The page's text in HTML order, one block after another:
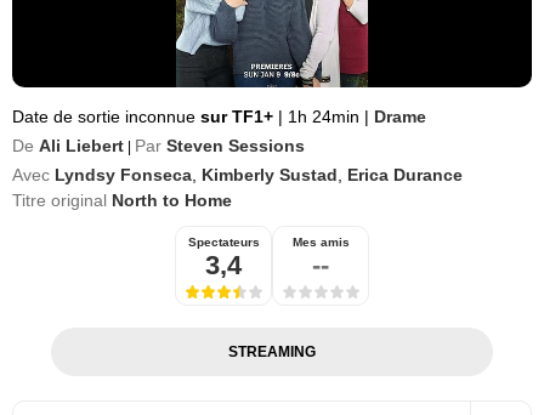
Date de sortie inconnue sur TF1+ | 1h 24min | Drame
De Ali Liebert Par Steven Sessions
Avec Lyndsy Fonseca Kimberly Sustad
Erica Durance
Titre original North to Home
Spectateurs
3,4
Mes amis
--
STREAMING